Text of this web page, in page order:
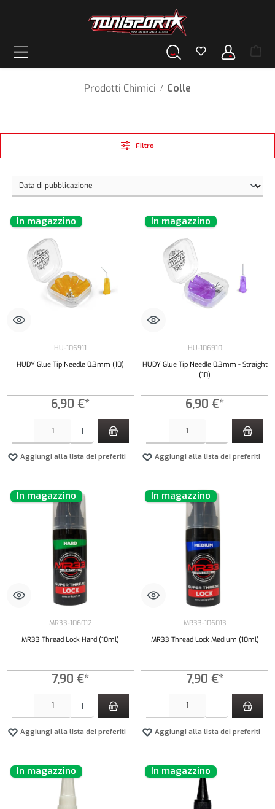
Prodotti Chimici / Colle
Filtro
In magazzino
HU-106911
HUDY Glue Tip Needle 0,3mm (10)
6,90 €*
Aggiungi alla lista dei preferiti
In magazzino
HU-106910
HUDY Glue Tip Needle 0,3mm - Straight
(10)
6,90 €*
Aggiungi alla lista dei preferiti
In magazzino
MR33-106012
MR33 Thread Lock Hard (10ml)
7,90 €*
Aggiungi alla lista dei preferiti
In magazzino
MR33-106013
MR33 Thread Lock Medium (10ml)
7,90 €*
Aggiungi alla lista dei preferiti
In magazzino In magazzino